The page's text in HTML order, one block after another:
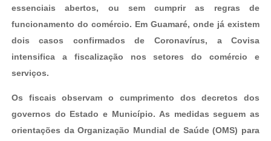
essenciais abertos, ou sem cumprir as regras de
funcionamento do comércio. Em Guamaré, onde já existem
dois casos confirmados de Coronavírus, a Covisa
intensifica a fiscalização nos setores do comércio e
serviços.
Os fiscais observam o cumprimento dos decretos dos
governos do Estado e Município. As medidas seguem as
orientações da Organização Mundial de Saúde (OMS) para